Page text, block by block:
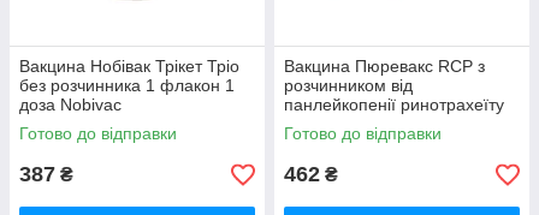
Вакцина Нобівак Трікет Тріо
без розчинника 1 флакон 1
доза Nobivac
Готово до відправки
387 ₴
Вакцина Пюревакс RCP з
розчинником від
панлейкопенії ринотрахеїту
та каліцивірусної інфекції
котів 2 флакони 1 доза Merial
Готово до відправки
462 ₴